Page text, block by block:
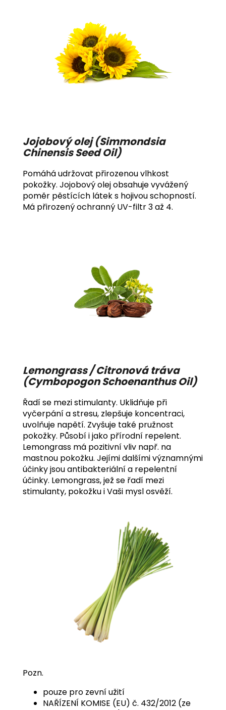
Jojobový olej (Simmondsia
Chinensis Seed Oil)
Pomáhá udržovat přirozenou vlhkost
pokožky. Jojobový olej obsahuje vyvážený
poměr pěstících látek s hojivou schopností.
Má přirozený ochranný UV-filtr 3 až 4.
Lemongrass / Citronová tráva
(Cymbopogon Schoenanthus Oil)
Řadí se mezi stimulanty. Uklidňuje při
vyčerpání a stresu, zlepšuje koncentraci,
uvolňuje napětí. Zvyšuje také pružnost
pokožky. Působí i jako přírodní repelent.
Lemongrass má pozitivní vliv např. na
mastnou pokožku. Jejími dalšími významnými
účinky jsou antibakteriální a repelentní
účinky. Lemongrass, jež se řadí mezi
stimulanty, pokožku i Vaši mysl osvěží.
Pozn.
pouze pro zevní užití
NAŘÍZENÍ KOMISE (EU) č. 432/2012 (ze